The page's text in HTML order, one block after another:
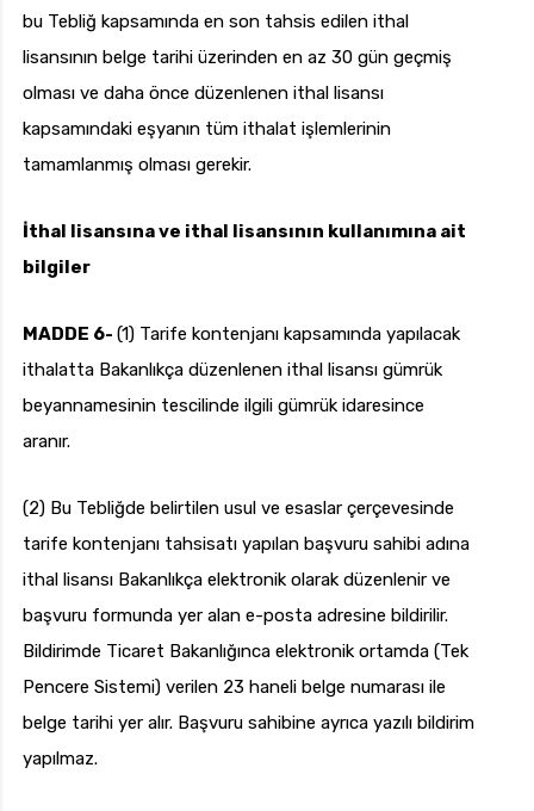
bu Tebliğ kapsamında en son tahsis edilen ithal
lisansının belge tarihi üzerinden en az 30 gün geçmiş
olması ve daha önce düzenlenen ithal lisansı
kapsamındaki eşyanın tüm ithalat işlemlerinin
tamamlanmış olması gerekir.
İthal lisansına ve ithal lisansının kullanımına ait
bilgiler
MADDE 6- (1) Tarife kontenjanı kapsamında yapılacak
ithalatta Bakanlıkça düzenlenen ithal lisansı gümrük
beyannamesinin tescilinde ilgili gümrük idaresince
aranır.
(2) Bu Tebliğde belirtilen usul ve esaslar çerçevesinde
tarife kontenjanı tahsisatı yapılan başvuru sahibi adına
ithal lisansı Bakanlıkça elektronik olarak düzenlenir ve
başvuru formunda yer alan e-posta adresine bildirilir.
Bildirimde Ticaret Bakanlığınca elektronik ortamda (Tek
Pencere Sistemi) verilen 23 haneli belge numarası ile
belge tarihi yer alır. Başvuru sahibine ayrıca yazılı bildirim
yapılmaz.